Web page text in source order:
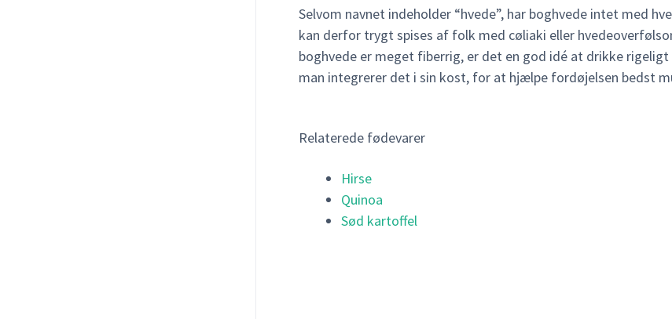
Selvom navnet indeholder “hvede”, har boghvede intet med
kan derfor trygt spises af folk med cøliaki eller
boghvede er meget fiberrig, er det en god idé at drikke rigeligt
man integrerer det i sin kost, for at hjælpe fordøjelsen bedst
Relaterede fødevarer
Hirse
Quinoa
Sød kartoffel